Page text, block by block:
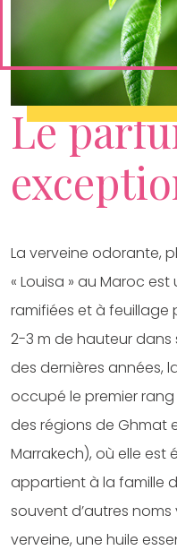
Le
La verveine odorante,
« Louisa » au Maroc
ramifiées et à feuillage
2-3 m de hauteur dans
des dernières années,
occupé le premier
des régions de Ghmat
Marrakech), où elle est
appartient à la famille
souvent d’autres
verveine, une huile